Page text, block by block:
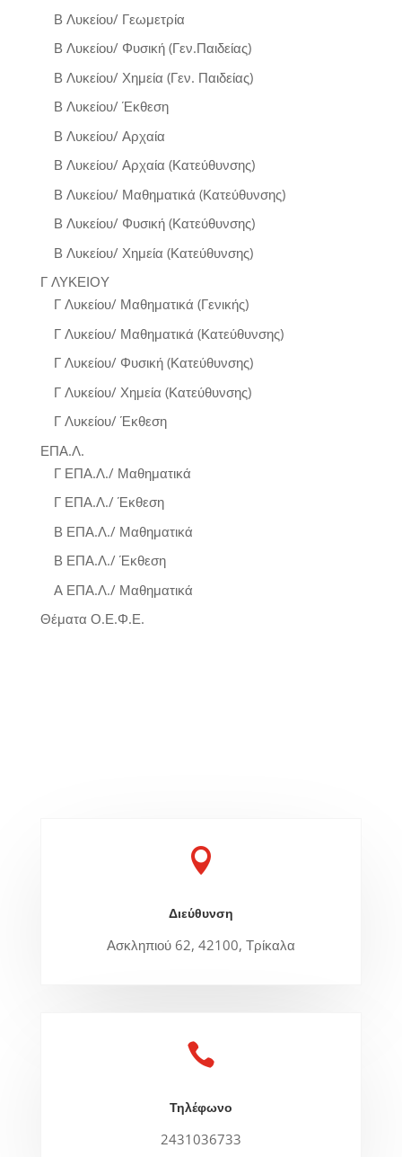
Β Λυκείου/ Γεωμετρία
Β Λυκείου/ Φυσική (Γεν.Παιδείας)
Β Λυκείου/ Χημεία (Γεν. Παιδείας)
Β Λυκείου/ Έκθεση
Β Λυκείου/ Αρχαία
Β Λυκείου/ Αρχαία (Κατεύθυνσης)
Β Λυκείου/ Μαθηματικά (Κατεύθυνσης)
Β Λυκείου/ Φυσική (Κατεύθυνσης)
Β Λυκείου/ Χημεία (Κατεύθυνσης)
Γ ΛΥΚΕΙΟΥ
Γ Λυκείου/ Μαθηματικά (Γενικής)
Γ Λυκείου/ Μαθηματικά (Κατεύθυνσης)
Γ Λυκείου/ Φυσική (Κατεύθυνσης)
Γ Λυκείου/ Χημεία (Κατεύθυνσης)
Γ Λυκείου/ Έκθεση
ΕΠΑ.Λ.
Γ ΕΠΑ.Λ./ Μαθηματικά
Γ ΕΠΑ.Λ./ Έκθεση
Β ΕΠΑ.Λ./ Μαθηματικά
Β ΕΠΑ.Λ./ Έκθεση
Α ΕΠΑ.Λ./ Μαθηματικά
Θέματα Ο.Ε.Φ.Ε.

Διεύθυνση
Ασκληπιού 62, 42100, Τρίκαλα

Τηλέφωνο
2431036733